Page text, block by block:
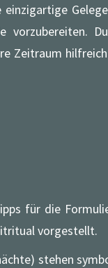
einzigartige
vorzubereiten.
Zeitraum
für die
vorgestellt.
stehen